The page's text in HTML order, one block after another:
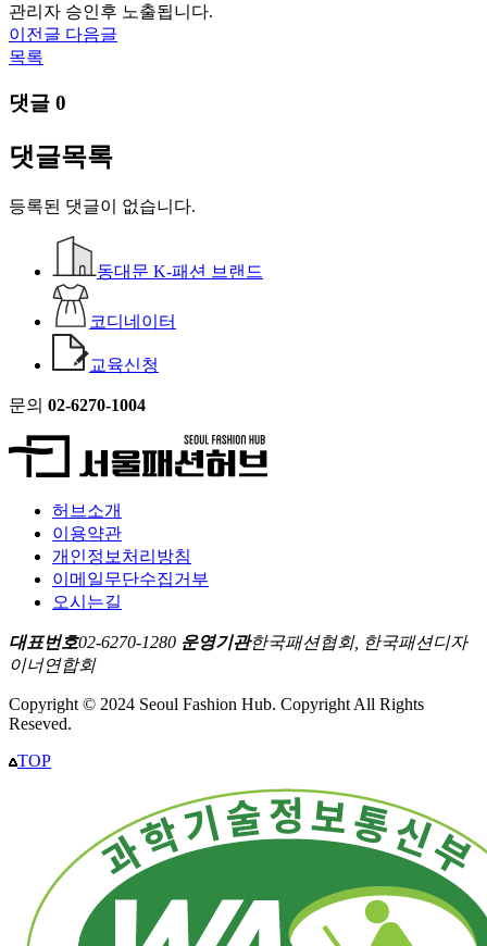
관리자 승인후 노출됩니다.
이전글 다음글
목록
댓글 0
댓글목록
등록된 댓글이 없습니다.
동대문 K-패션 브랜드
코디네이터
교육신청
문의 02-6270-1004
허브소개
이용약관
개인정보처리방침
이메일무단수집거부
오시는길
대표번호02-6270-1280 운영기관한국패션협회, 한국패션디자
이너연합회
Copyright © 2024 Seoul Fashion Hub. Copyright All Rights
Reseved.
TOP